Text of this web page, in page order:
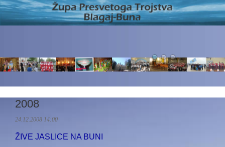
2008
24.12.2008 14:00
ŽIVE JASLICE NA BUNI